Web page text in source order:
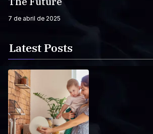
7 de abril de 2025
Latest Posts